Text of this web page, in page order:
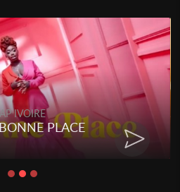
IVOIRE
PLACE